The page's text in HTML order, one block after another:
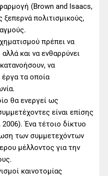
(Brown and Isaacs,
πολιτισμικούς,
πρέπει να
και να ενθαρρύνει
να
έργα τα οποία
θα ενεργεί ως
είναι επίσης
Ένα τέτοιο δίκτυο
των συμμετεχόντων
μέλλοντος για την
καινοτομίας